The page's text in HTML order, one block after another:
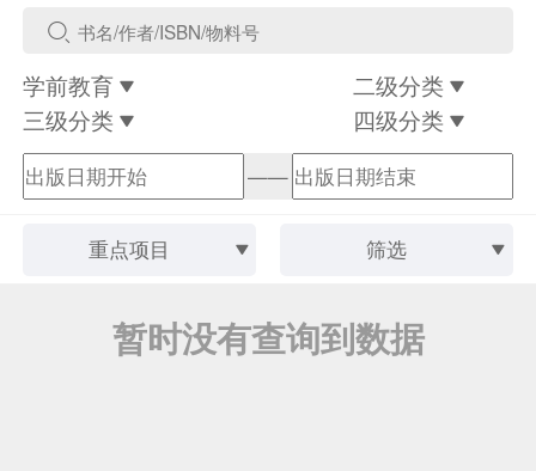
学前教育
二级分类
三级分类
四级分类
——
重点项目 筛选
暂时没有查询到数据